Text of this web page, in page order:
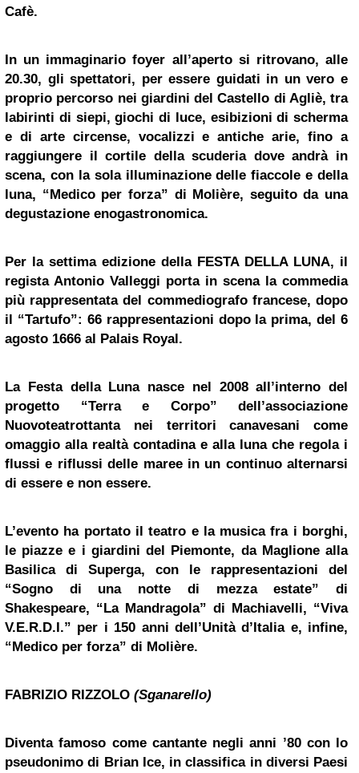
Cafè.
In un immaginario foyer all’aperto si ritrovano, alle
20.30, gli spettatori, per essere guidati in un vero e
proprio percorso nei giardini del Castello di Agliè, tra
labirinti di siepi, giochi di luce, esibizioni di scherma
e di arte circense, vocalizzi e antiche arie, fino a
raggiungere il cortile della scuderia dove andrà in
scena, con la sola illuminazione delle fiaccole e della
luna, “Medico per forza” di Molière, seguito da una
degustazione enogastronomica.
Per la settima edizione della FESTA DELLA LUNA, il
regista Antonio Valleggi porta in scena la commedia
più rappresentata del commediografo francese, dopo
il “Tartufo”: 66 rappresentazioni dopo la prima, del 6
agosto 1666 al Palais Royal.
La Festa della Luna nasce nel 2008 all’interno del
progetto “Terra e Corpo” dell’associazione
Nuovoteatrottanta nei territori canavesani come
omaggio alla realtà contadina e alla luna che regola i
flussi e riflussi delle maree in un continuo alternarsi
di essere e non essere.
L’evento ha portato il teatro e la musica fra i borghi,
le piazze e i giardini del Piemonte, da Maglione alla
Basilica di Superga, con le rappresentazioni del
“Sogno di una notte di mezza estate” di
Shakespeare, “La Mandragola” di Machiavelli, “Viva
V.E.R.D.I.” per i 150 anni dell’Unità d’Italia e, infine,
“Medico per forza” di Molière.
FABRIZIO RIZZOLO (Sganarello)
Diventa famoso come cantante negli anni ’80 con lo
pseudonimo di Brian Ice, in classifica in diversi Paesi